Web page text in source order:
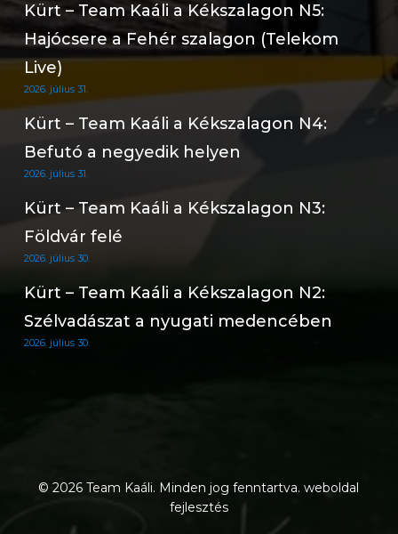
Kürt – Team Kaáli a Kékszalagon N5:
Hajócsere a Fehér szalagon (Telekom
Live)
2026. július 31.
Kürt – Team Kaáli a Kékszalagon N4:
Befutó a negyedik helyen
2026. július 31.
Kürt – Team Kaáli a Kékszalagon N3:
Földvár felé
2026. július 30.
Kürt – Team Kaáli a Kékszalagon N2:
Szélvadászat a nyugati medencében
2026. július 30.
© 2026 Team Kaáli. Minden jog fenntartva.weboldal
fejlesztés